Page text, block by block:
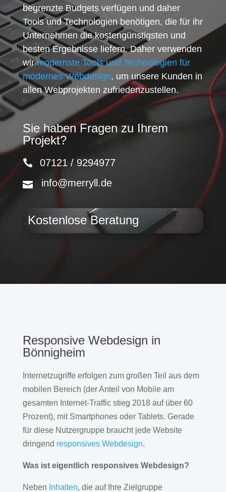
begrenzte Budgets verfügen und daher
Tools und Technologien benötigen, die für ihr
Unternehmen die kostengünstigsten und
besten Ergebnisse liefern. Daher verwenden
wirmodernste Tools und Technologien für
modernes Webdesign, um unsere Kunden in
allen Webprojekten zufriedenzustellen.
Sie haben Fragen zu Ihrem
Projekt?
07121 / 9294977
info@merryll.de
Kostenlose Beratung
Responsive Webdesign in
Bönnigheim
Internetzugriffe erfolgen zum großen Teil aus dem
mobilen Bereich (der Anteil von Mobile am
gesamten Internet-Traffic stieg 2018 auf über 60
Prozent), mit Smartphones oder Tablets. Gerade
für diese Nutzergruppe braucht jede Website
dringend responsives Webdesign.
Was ist eigentlich responsives Webdesign?
Neben Inhalten, die auf Ihre Zielgruppe